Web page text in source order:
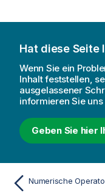
Hat diese Seite
Wenn Sie ein
Inhalt feststellen,
ausgelassener
informieren Sie uns
Geben Sie hier
Numerische